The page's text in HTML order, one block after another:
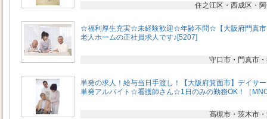
住之江区・西成区・
☆福利厚生充実☆未経験歓迎☆年齢不問☆【大阪府門真市
老人ホームの正社員求人です♪[5207]
守口市・門真市
単発の求人！給与当日手渡し！【大阪府箕面市】デイサ
単発アルバイト☆看護師さん☆1日のみの勤務OK！［
高槻市・茨木市